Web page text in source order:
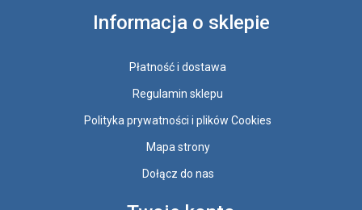
Informacja o sklepie
Płatność i dostawa
Regulamin sklepu
Polityka prywatności i plików Cookies
Mapa strony
Dołącz do nas